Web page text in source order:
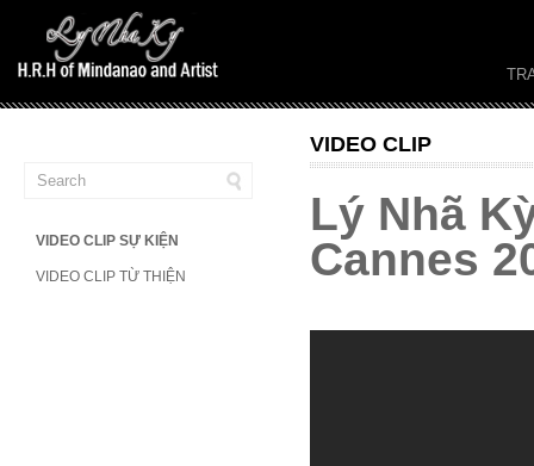
VIDEO CLIP SỰ KIỆN
VIDEO CLIP TỪ THIỆN
VIDEO CLIP
Lý Nhã
Cannes